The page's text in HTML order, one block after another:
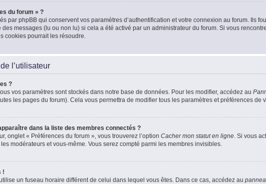
du forum » ?
par phpBB qui conservent vos paramètres d’authentification et votre connexion au forum. Ils
messages (lu ou non lu) si cela a été activé par un administrateur du forum. Si vous
cookies pourrait les résoudre.
l’utilisateur
?
vos paramètres sont stockés dans notre base de données. Pour les modifier, accédez au
les pages du forum). Cela vous permettra de modifier tous les paramètres et préférences de
dans la liste des membres connectés ?
onglet « Préférences du forum », vous trouverez l’option Cacher mon statut en ligne. Si vous
modérateurs et vous-même. Vous serez compté parmi les membres invisibles.
!
un fuseau horaire différent de celui dans lequel vous êtes. Dans ce cas, accédez au